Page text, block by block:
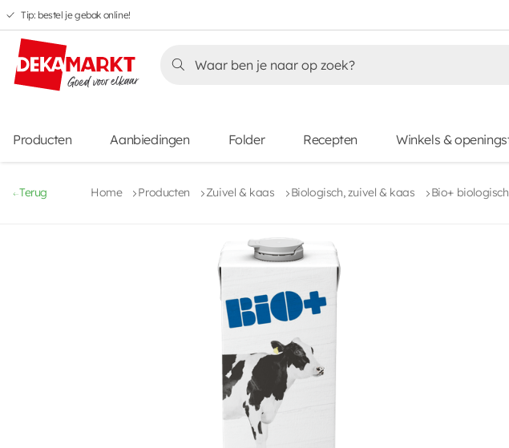
Overslaan
naar
hoofdnavigatie
Overslaan
naar
hoofdinhoud
Overslaan
naar
voettekstinhoud
Overslaan
naar
aanbiedingen
Tip: bestel je gebak online!
Producten Aanbiedingen Folder Recepten Winkels &
Terug Home Producten Zuivel & kaas Biologisch, zuivel & kaas Bio+